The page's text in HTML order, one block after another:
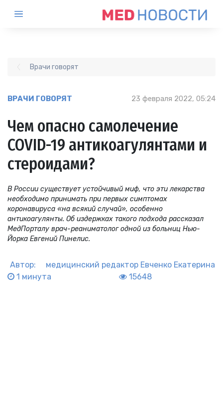
Врачи говорят
ВРАЧИ ГОВОРЯТ 23 февраля 2022, 05:24
Чем опасно самолечение
COVID-19 антикоагулянтами и
стероидами?
В России существует устойчивый миф, что эти лекарства
необходимо принимать при первых симптомах
коронавируса «на всякий случай», особенно
антикоагулянты. Об издержках такого подхода рассказал
МедПорталу врач-реаниматолог одной из больниц Нью-
Йорка Евгений Пинелис.
Автор: медицинский редактор Евченко Екатерина
1 минута
15648